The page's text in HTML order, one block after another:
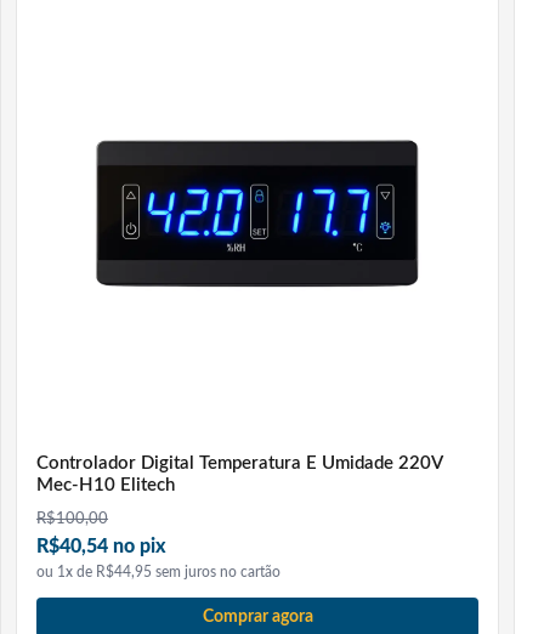
Controlador Digital Temperatura E Umidade 220V
Mec-H10 Elitech
R$100,00
R$40,54 no pix
ou 1x de R$44,95 sem juros no cartão
Comprar agora